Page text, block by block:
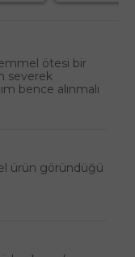
ötesi bir
severek
bence alınmalı
ürün göründüğü